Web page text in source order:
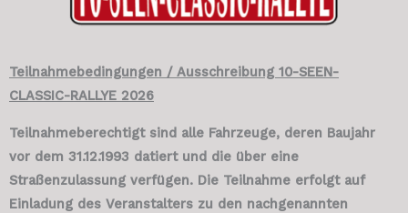
Teilnahmebedingungen / Ausschreibung 10-SEEN-
CLASSIC-RALLYE 2026
Teilnahmeberechtigt sind alle Fahrzeuge, deren Baujahr
vor dem 31.12.1993 datiert und die über eine
Straßenzulassung verfügen. Die Teilnahme erfolgt auf
Einladung des Veranstalters zu den nachgenannten